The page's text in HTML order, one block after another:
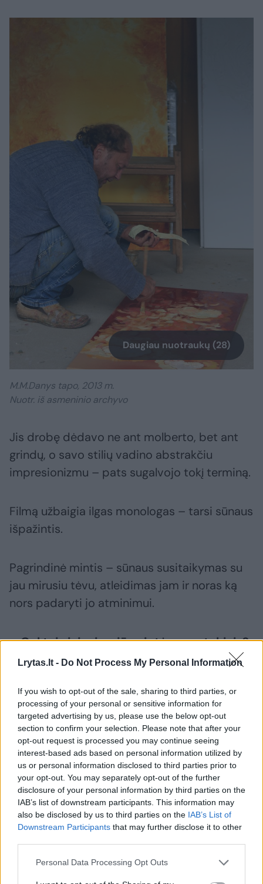
Lrytas.lt - Do Not Process My Personal Information
If you wish to opt-out of the sale, sharing to third parties, or
processing of your personal or sensitive information for
targeted advertising by us, please use the below opt-out
section to confirm your selection. Please note that after your
opt-out request is processed you may continue seeing
interest-based ads based on personal information utilized by
us or personal information disclosed to third parties prior to
your opt-out. You may separately opt-out of the further
disclosure of your personal information by third parties on the
IAB’s list of downstream participants. This information may
also be disclosed by us to third parties on the IAB’s List of
Downstream Participants that may further disclose it to other
Personal Data Processing Opt Outs
Daugiau nuotraukų (28)
M.M.Danys tapo, 2013 m.
Nuotr. iš asmeninio archyvo
Jis drobę dėdavo ne ant molberto, bet ant
grindų, o savo stilių vadino abstrakčiu
impresionizmu – pats sugalvojo tokį terminą.
Filmą užbaigia ilgas monologas – tarsi sūnaus
išpažintis.
Pagrindinė mintis – sūnaus susitaikymas su
jau mirusiu tėvu, atleidimas jam ir noras ką
nors padaryti jo atminimui.
– Gal tai siejasi su jūsų ir tėvo santykiais?
Susiję straipsniai